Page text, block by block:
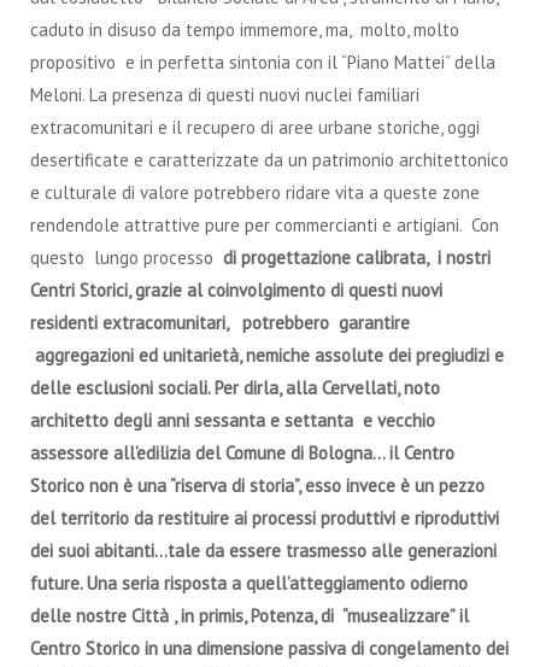
caduto in disuso da tempo immemore, ma, molto, molto
propositivo e in perfetta sintonia con il “Piano Mattei” della
Meloni. La presenza di questi nuovi nuclei familiari
extracomunitari e il recupero di aree urbane storiche, oggi
desertificate e caratterizzate da un patrimonio architettonico
e culturale di valore potrebbero ridare vita a queste zone
rendendole attrattive pure per commercianti e artigiani. Con
questo lungo processo di progettazione calibrata, i nostri
Centri Storici, grazie al coinvolgimento di questi nuovi
residenti extracomunitari, potrebbero garantire
aggregazioni ed unitarietà, nemiche assolute dei pregiudizi e
delle esclusioni sociali.Per dirla, alla Cervellati, noto
architetto degli anni sessanta e settanta e vecchio
assessore all’edilizia del Comune di Bologna…il Centro
Storico non è una “riserva di storia”, esso invece è un pezzo
del territorio da restituire ai processi produttivi e riproduttivi
dei suoi abitanti…tale da essere trasmesso alle generazioni
future.Una seria risposta a quell’atteggiamento odierno
delle nostre Città , in primis, Potenza, di “musealizzare” il
Centro Storico in una dimensione passiva di congelamento dei